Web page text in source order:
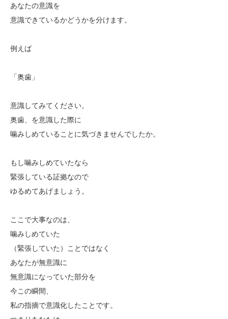
あなたの意識を
意識できているかどうかを分けます。
例えば
「奥歯」
意識してみてください。
奥歯、を意識した際に
噛みしめていることに気づきませんでしたか。
もし噛みしめていたなら
緊張している証拠なので
ゆるめてあげましょう。
ここで大事なのは、
噛みしめていた
（緊張していた）ことではなく
あなたが無意識に
無意識になっていた部分を
今この瞬間、
私の指摘で意識化したことです。